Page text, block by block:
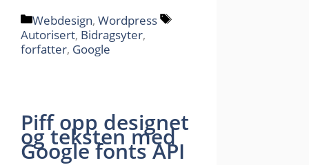
Kategorier
Webdesign, Wordpress
Stikkord
Autorisert, Bidragsyter,
forfatter, Google
Piff opp designet
og teksten med
Google fonts API